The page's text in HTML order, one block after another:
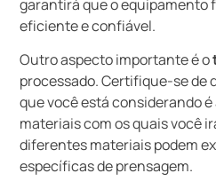
garantirá que o equipamento
eficiente e confiável.
Outro aspecto importante é o
processado. Certifique-se de
que você está considerando
materiais com os quais você
diferentes materiais podem
específicas de prensagem.